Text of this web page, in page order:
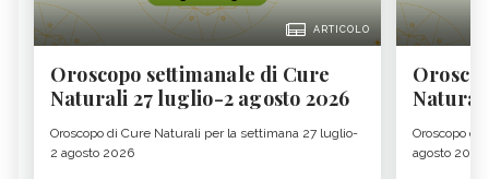
ARTICOLO
Oroscopo settimanale di Cure
Naturali 27 luglio-2 agosto 2026
Oroscopo di Cure Naturali per la settimana 27 luglio-
2 agosto 2026
Oroscopo di
agosto 2026